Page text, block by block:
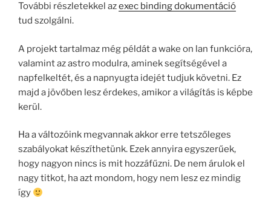
További részletekkel azexec binding dokumentáció
tud szolgálni.
A projekt tartalmaz még példát a wake on lan funkcióra,
valamint az astro modulra, aminek segítségével a
napfelkeltét, és a napnyugta idejét tudjuk követni. Ez
majd a jövőben lesz érdekes, amikor a világítás is képbe
kerül.
Ha a változóink megvannak akkor erre tetszőleges
szabályokat készíthetünk. Ezek annyira egyszerűek,
hogy nagyon nincs is mit hozzáfűzni. De nem árulok el
nagy titkot, ha azt mondom, hogy nem lesz ez mindig
így